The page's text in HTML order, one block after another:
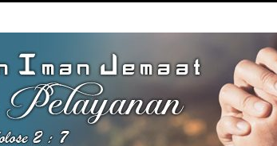
Budaya Apresiatif